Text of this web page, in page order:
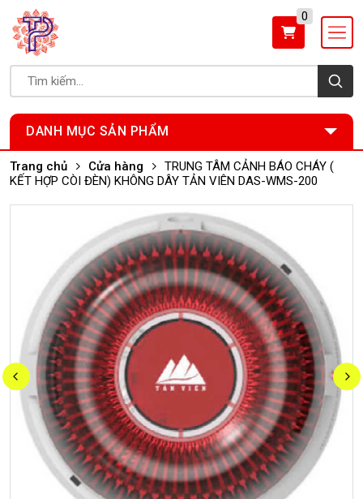
0
DANH MỤC SẢN PHẨM
Trang chủ Cửa hàng
TRUNG TÂM CẢNH BÁO CHÁY (
KẾT HỢP CÒI ĐÈN) KHÔNG DÂY TẢN VIÊN DAS-WMS-200